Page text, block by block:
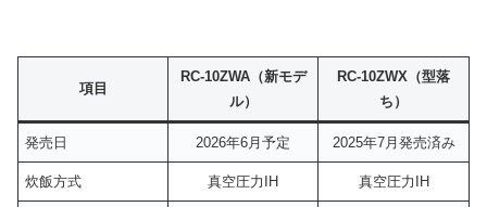
項目
RC-10ZWA（新モデ
ル）
RC-10ZWX（型落
ち）
発売日 2026年6月予定 2025年7月発売済み
炊飯方式 真空圧力IH 真空圧力IH